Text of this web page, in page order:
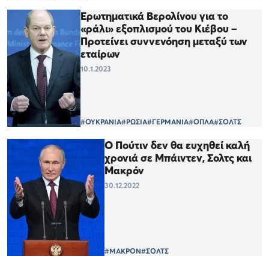
Ερωτηματικά Βερολίνου για το
«ράλι» εξοπλισμού του Κιέβου –
Προτείνει συννενόηση μεταξύ των
εταίρων
10.1.2023
#ΟΥΚΡΑΝΙΑ#ΡΩΣΙΑ#ΓΕΡΜΑΝΙΑ#ΟΠΛΑ#ΣΟΛΤΣ
Ο Πούτιν δεν θα ευχηθεί καλή
χρονιά σε Μπάιντεν, Σολτς και
Μακρόν
30.12.2022
#ΜΑΚΡΟΝ#ΣΟΛΤΣ